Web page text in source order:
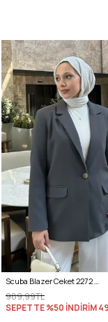
Scuba Blazer Ceket 2272 - ANTRASİT
989,99TL
SEPETTE %50 İNDİRİM